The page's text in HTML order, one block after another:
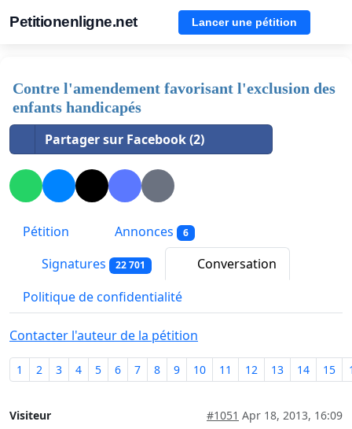
Petitionenligne.net Lancer une pétition
Contre l'amendement favorisant l'exclusion des
enfants handicapés
Partager sur Facebook (2)
Pétition Annonces 6
Signatures 22 701
Conversation
Politique de confidentialité
Contacter l'auteur de la pétition
1 2 3 4 5 6 7 8 9 10 11 12 13 14 15
Visiteur #1051 Apr 18, 2013, 16:09